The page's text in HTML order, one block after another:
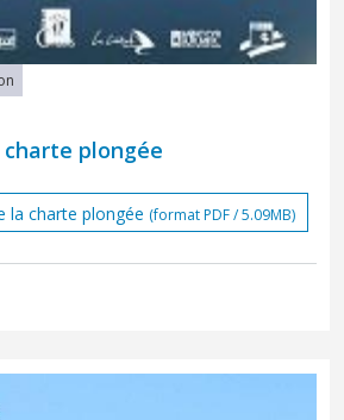
plongée
la charte plongée (format PDF / 5.09MB)